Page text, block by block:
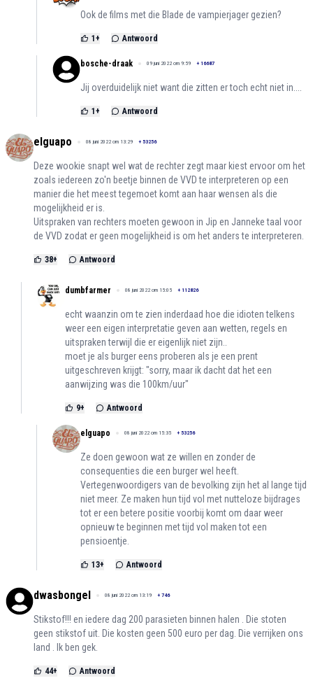
Ook de films met die Blade de vampierjager gezien?
1 + Antwoord
bosche-draak 09 juni 2022 om 9:59 + 16687
Jij overduidelijk niet want die zitten er toch echt niet in....
1 + Antwoord
elguapo 08 juni 2022 om 13:29 + 53256
Deze wookie snapt wel wat de rechter zegt maar kiest ervoor om het
zoals iedereen zo'n beetje binnen de VVD te interpreteren op een
manier die het meest tegemoet komt aan haar wensen als die
mogelijkheid er is.
Uitspraken van rechters moeten gewoon in Jip en Janneke taal voor
de VVD zodat er geen mogelijkheid is om het anders te interpreteren.
38+ Antwoord
dumbfarmer 08 juni 2022 om 15:05 + 112826
echt waanzin om te zien inderdaad hoe die idioten telkens
weer een eigen interpretatie geven aan wetten, regels en
uitspraken terwijl die er eigenlijk niet zijn..
moet je als burger eens proberen als je een prent
uitgeschreven krijgt: "sorry, maar ik dacht dat het een
aanwijzing was die 100km/uur"
9+ Antwoord
elguapo 08 juni 2022 om 15:35 + 53256
Ze doen gewoon wat ze willen en zonder de
consequenties die een burger wel heeft.
Vertegenwoordigers van de bevolking zijn het al lange tijd
niet meer. Ze maken hun tijd vol met nutteloze bijdrages
tot er een betere positie voorbij komt om daar weer
opnieuw te beginnen met tijd vol maken tot een
pensioentje.
13+ Antwoord
dwasbongel 08 juni 2022 om 13:19 + 746
Stikstof!!! en iedere dag 200 parasieten binnen halen . Die stoten
geen stikstof uit. Die kosten geen 500 euro per dag. Die verrijken ons
land . Ik ben gek.
44+ Antwoord